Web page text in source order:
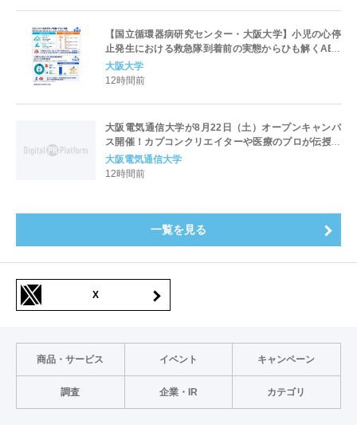
【国立循環器病研究センター・大阪大学】小児の心停
止発生における救急隊到着前の実態からひも解くAED
パッド装着と良好な神経学的転帰との関連性
大阪大学
12時間前
大阪電気通信大学が8月22日（土）オープンキャンパ
ス開催！カプコンクリエイターや医療のプロが伝授！
未来を拓く特別講演を実施～「万博レガシーイベン
ト」会場と本学会場をフィジカルアバターでつなぐコ
大阪電気通信大学
12時間前
一覧を見る
X
商品・サービス イベント キャンペーン
調査 企業・IR カテゴリ